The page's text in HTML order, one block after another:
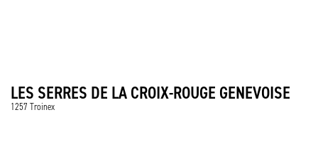
LES SERRES DE LA CROIX-ROUGE GENEVOISE
1257 Troinex